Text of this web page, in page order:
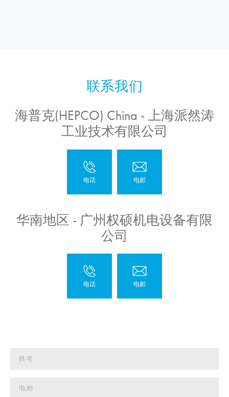
海普克(HEPCO) China - 上海派然涛
工业技术有限公司
华南地区 - 广州权硕机电设备有限
公司